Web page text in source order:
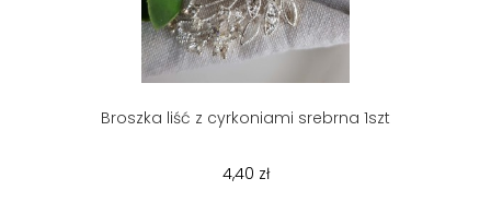
Broszka liść z cyrkoniami srebrna 1szt
4,40 zł